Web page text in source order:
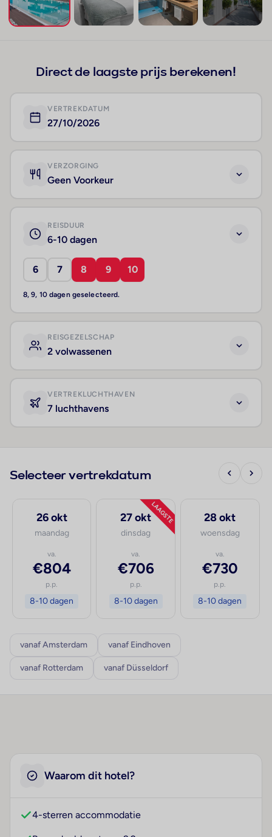
Direct de laagste prijs berekenen!
VERTREKDATUM
27/10/2026
VERZORGING
Geen Voorkeur
REISDUUR
6-10 dagen
6 7 8 9 10
8, 9, 10 dagen geselecteerd.
REISGEZELSCHAP
2 volwassenen
VERTREKLUCHTHAVEN
7 luchthavens
Selecteer vertrekdatum
26 okt
maandag
va.
€804
p.p.
8-10 dagen
LAAGSTE
27 okt
dinsdag
va.
€706
p.p.
8-10 dagen
28 okt
woensdag
va.
€730
p.p.
8-10 dagen
vanaf Amsterdam vanaf Eindhoven
vanaf Rotterdam vanaf Düsseldorf
Waarom dit hotel?
4-sterren accommodatie